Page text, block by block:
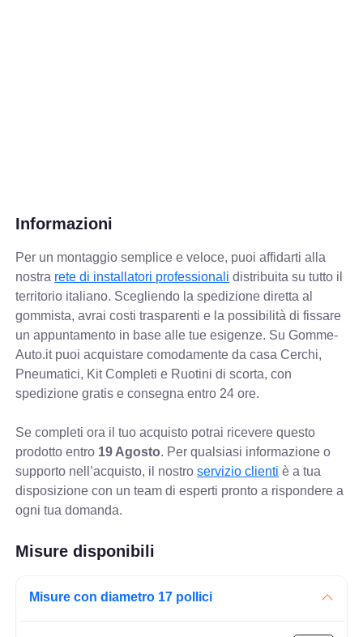
Informazioni
Per un montaggio semplice e veloce, puoi affidarti alla
nostra rete di installatori professionali distribuita su tutto il
territorio italiano. Scegliendo la spedizione diretta al
gommista, avrai costi trasparenti e la possibilità di fissare
un appuntamento in base alle tue esigenze. Su Gomme-
Auto.it puoi acquistare comodamente da casa Cerchi,
Pneumatici, Kit Completi e Ruotini di scorta, con
spedizione gratis e consegna entro 24 ore.
Se completi ora il tuo acquisto potrai ricevere questo
prodotto entro 19 Agosto. Per qualsiasi informazione o
supporto nell’acquisto, il nostroservizio clienti è a tua
disposizione con un team di esperti pronto a rispondere a
ogni tua domanda.
Misure disponibili
Misure con diametro 17 pollici